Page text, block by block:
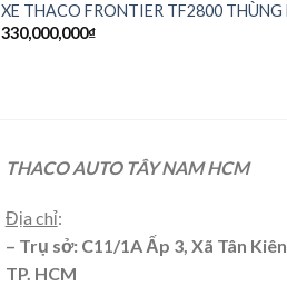
XE THACO FRONTIER TF2800
330,000,000₫
THACO AUTO TÂY NAM HCM
Địa chỉ:
– Trụ sở: C11/1A Ấp 3, Xã Tân
TP. HCM